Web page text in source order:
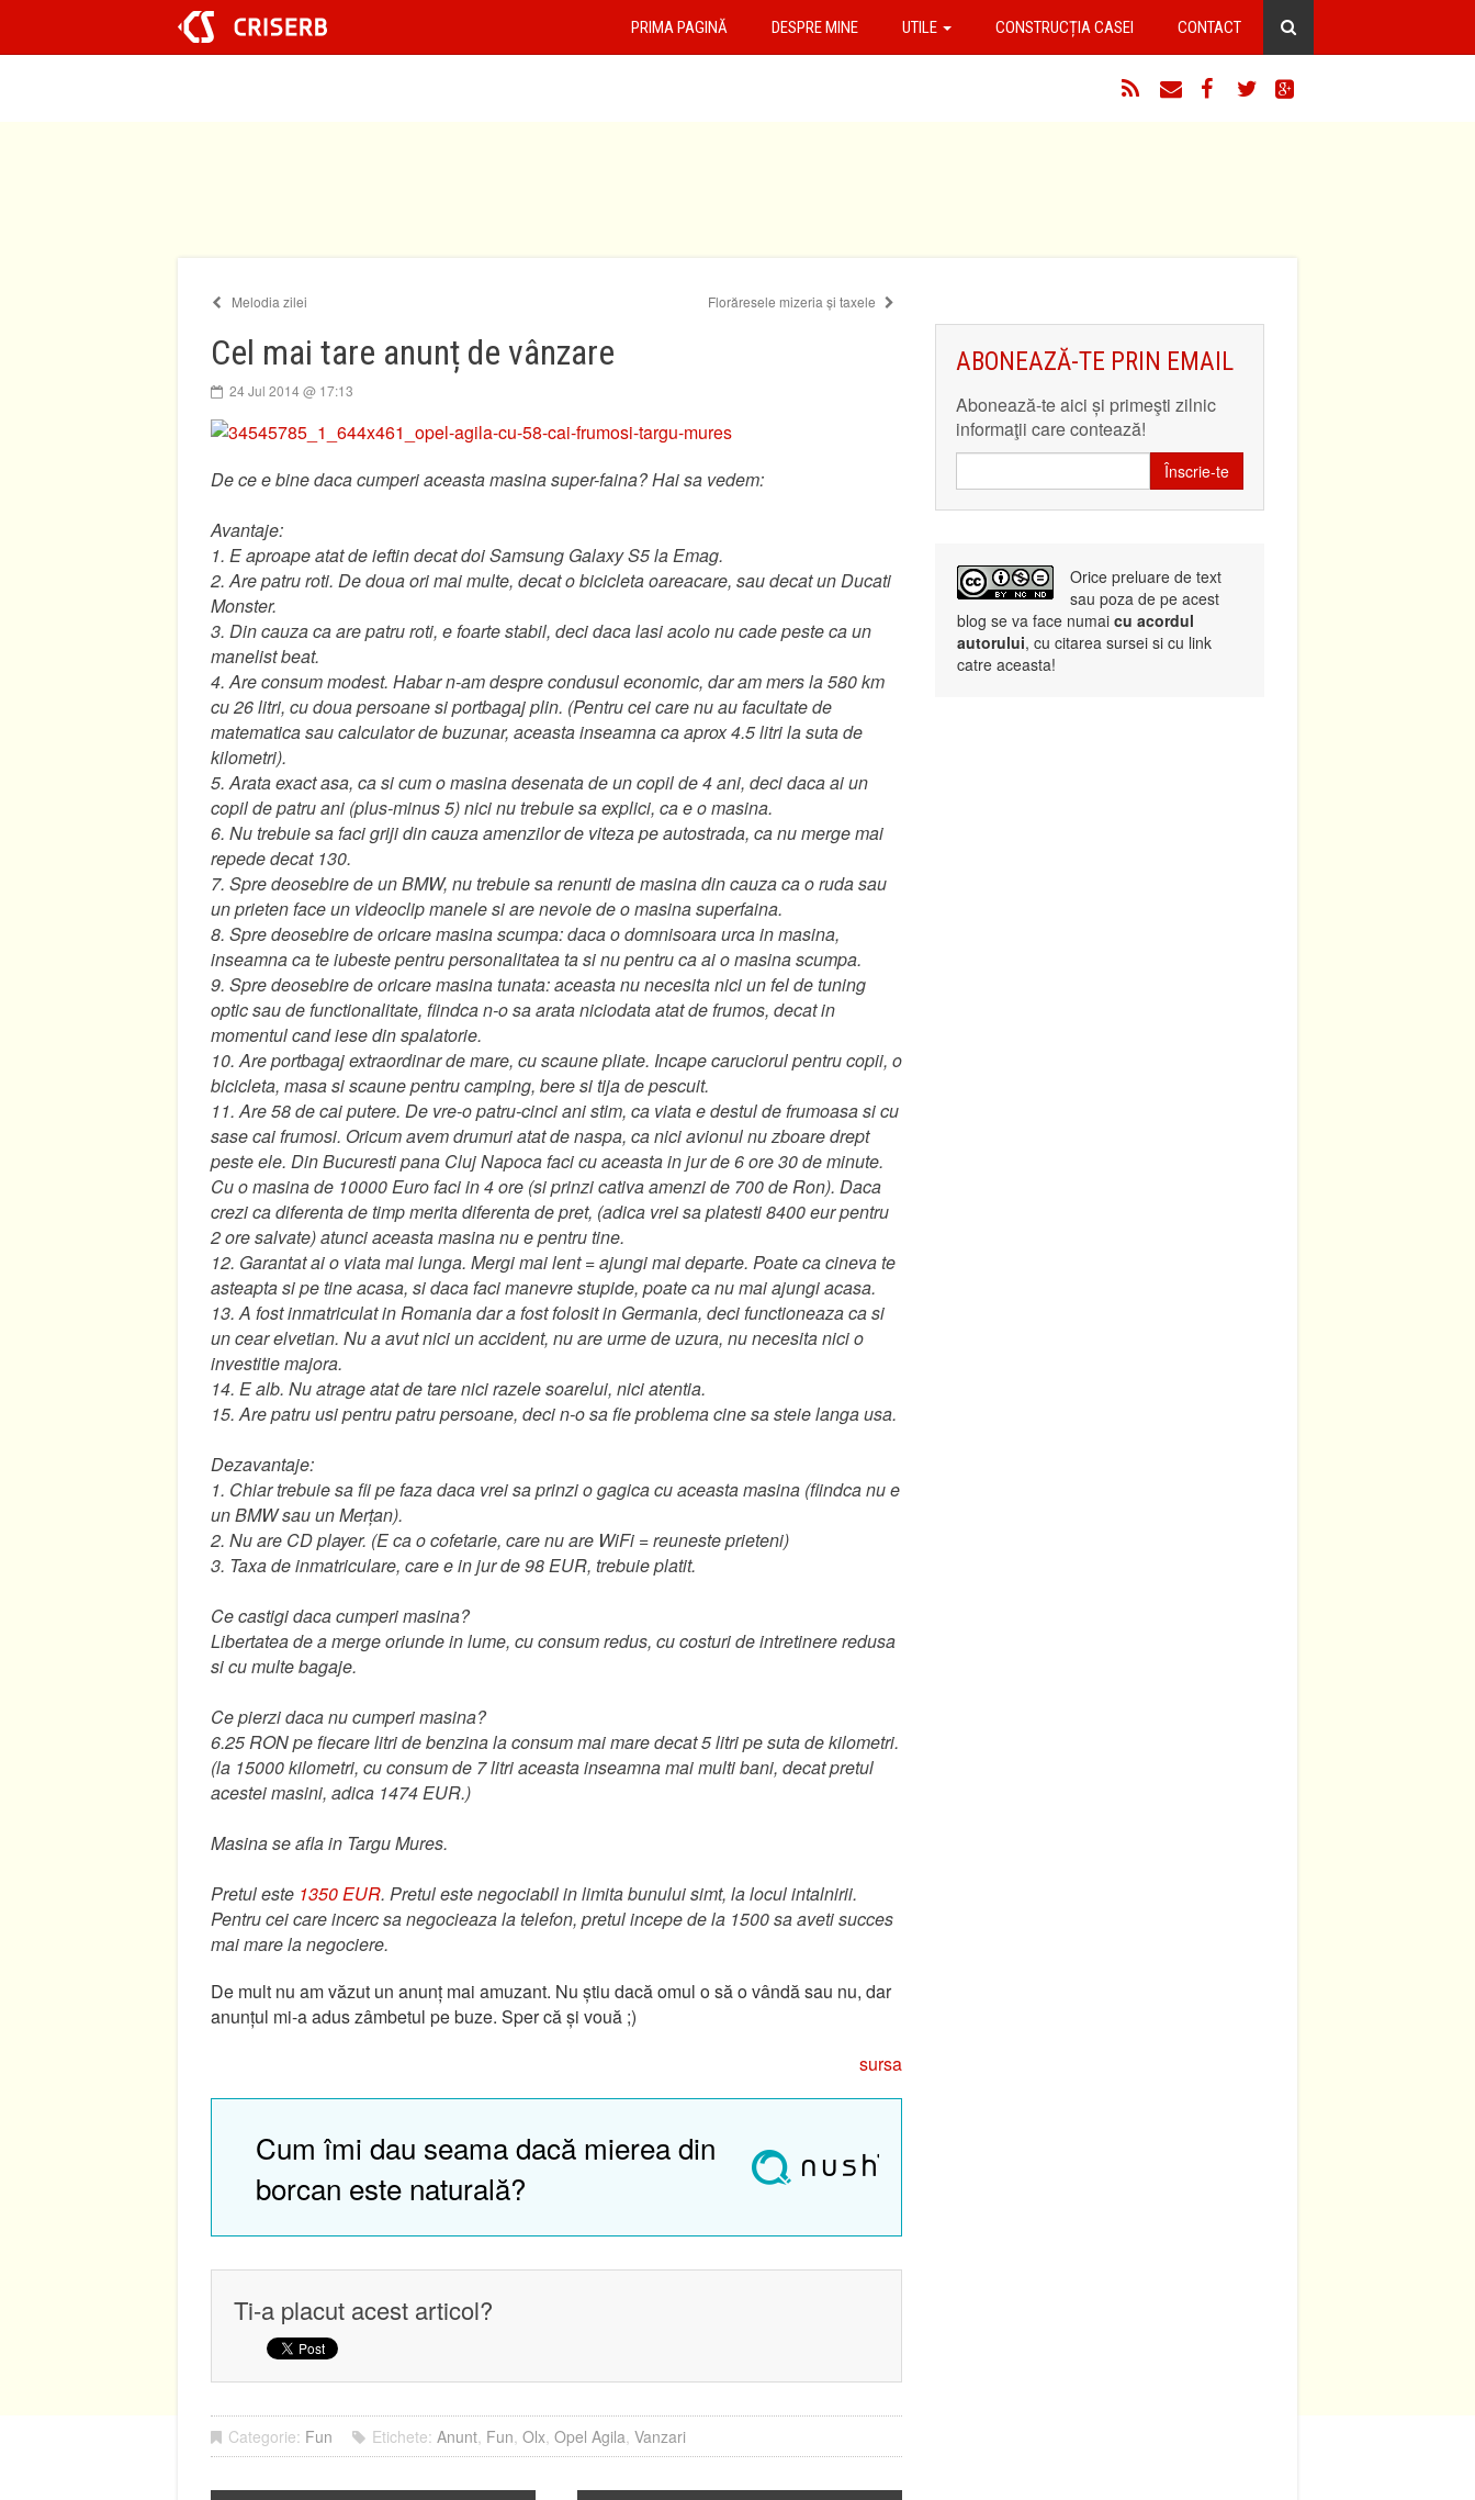
conținut
PRIMA PAGINĂ DESPRE MINE UTILE CONSTRUCȚIA CASEI CONTACT
Melodia zilei Florăresele mizeria și taxele
Cel mai tare anunț de vânzare
24 Jul 2014 @ 17:13
De ce e bine daca cumperi aceasta masina super-faina? Hai sa vedem:
Avantaje:
1. E aproape atat de ieftin decat doi Samsung Galaxy S5 la Emag.
2. Are patru roti. De doua ori mai multe, decat o bicicleta oareacare, sau decat un Ducati
Monster.
3. Din cauza ca are patru roti, e foarte stabil, deci daca lasi acolo nu cade peste ca un
manelist beat.
4. Are consum modest. Habar n-am despre condusul economic, dar am mers la 580 km
cu 26 litri, cu doua persoane si portbagaj plin. (Pentru cei care nu au facultate de
matematica sau calculator de buzunar, aceasta inseamna ca aprox 4.5 litri la suta de
kilometri).
5. Arata exact asa, ca si cum o masina desenata de un copil de 4 ani, deci daca ai un
copil de patru ani (plus-minus 5) nici nu trebuie sa explici, ca e o masina.
6. Nu trebuie sa faci griji din cauza amenzilor de viteza pe autostrada, ca nu merge mai
repede decat 130.
7. Spre deosebire de un BMW, nu trebuie sa renunti de masina din cauza ca o ruda sau
un prieten face un videoclip manele si are nevoie de o masina superfaina.
8. Spre deosebire de oricare masina scumpa: daca o domnisoara urca in masina,
inseamna ca te iubeste pentru personalitatea ta si nu pentru ca ai o masina scumpa.
9. Spre deosebire de oricare masina tunata: aceasta nu necesita nici un fel de tuning
optic sau de functionalitate, fiindca n-o sa arata niciodata atat de frumos, decat in
momentul cand iese din spalatorie.
10. Are portbagaj extraordinar de mare, cu scaune pliate. Incape caruciorul pentru copii, o
bicicleta, masa si scaune pentru camping, bere si tija de pescuit.
11. Are 58 de cai putere. De vre-o patru-cinci ani stim, ca viata e destul de frumoasa si cu
sase cai frumosi. Oricum avem drumuri atat de naspa, ca nici avionul nu zboare drept
peste ele. Din Bucuresti pana Cluj Napoca faci cu aceasta in jur de 6 ore 30 de minute.
Cu o masina de 10000 Euro faci in 4 ore (si prinzi cativa amenzi de 700 de Ron). Daca
crezi ca diferenta de timp merita diferenta de pret, (adica vrei sa platesti 8400 eur pentru
2 ore salvate) atunci aceasta masina nu e pentru tine.
12. Garantat ai o viata mai lunga. Mergi mai lent = ajungi mai departe. Poate ca cineva te
asteapta si pe tine acasa, si daca faci manevre stupide, poate ca nu mai ajungi acasa.
13. A fost inmatriculat in Romania dar a fost folosit in Germania, deci functioneaza ca si
un cear elvetian. Nu a avut nici un accident, nu are urme de uzura, nu necesita nici o
investitie majora.
14. E alb. Nu atrage atat de tare nici razele soarelui, nici atentia.
15. Are patru usi pentru patru persoane, deci n-o sa fie problema cine sa steie langa usa.
Dezavantaje:
1. Chiar trebuie sa fii pe faza daca vrei sa prinzi o gagica cu aceasta masina (fiindca nu e
un BMW sau un Merțan).
2. Nu are CD player. (E ca o cofetarie, care nu are WiFi = reuneste prieteni)
3. Taxa de inmatriculare, care e in jur de 98 EUR, trebuie platit.
Ce castigi daca cumperi masina?
Libertatea de a merge oriunde in lume, cu consum redus, cu costuri de intretinere redusa
si cu multe bagaje.
Ce pierzi daca nu cumperi masina?
6.25 RON pe fiecare litri de benzina la consum mai mare decat 5 litri pe suta de kilometri.
(la 15000 kilometri, cu consum de 7 litri aceasta inseamna mai multi bani, decat pretul
acestei masini, adica 1474 EUR.)
Masina se afla in Targu Mures.
Pretul este 1350 EUR. Pretul este negociabil in limita bunului simt, la locul intalnirii.
Pentru cei care incerc sa negocieaza la telefon, pretul incepe de la 1500 sa aveti succes
mai mare la negociere.
De mult nu am văzut un anunț mai amuzant. Nu știu dacă omul o să o vândă sau nu, dar
anunțul mi-a adus zâmbetul pe buze. Sper că și vouă ;)
sursa
Cum îmi dau seama dacă mierea din
borcan este naturală?
Ti-a placut acest articol?
Categorie: Fun Etichete: Anunt, Fun, Olx, Opel Agila, Vanzari
ABONEAZĂ-TE PRIN EMAIL
Abonează-te aici și primeşti zilnic
informaţii care contează!
Înscrie-te
Orice preluare de text
sau poza de pe acest
blog se va face numai cu acordul
autorului, cu citarea sursei si cu link
catre aceasta!